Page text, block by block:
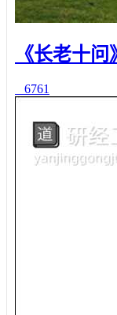
《长老十
6761